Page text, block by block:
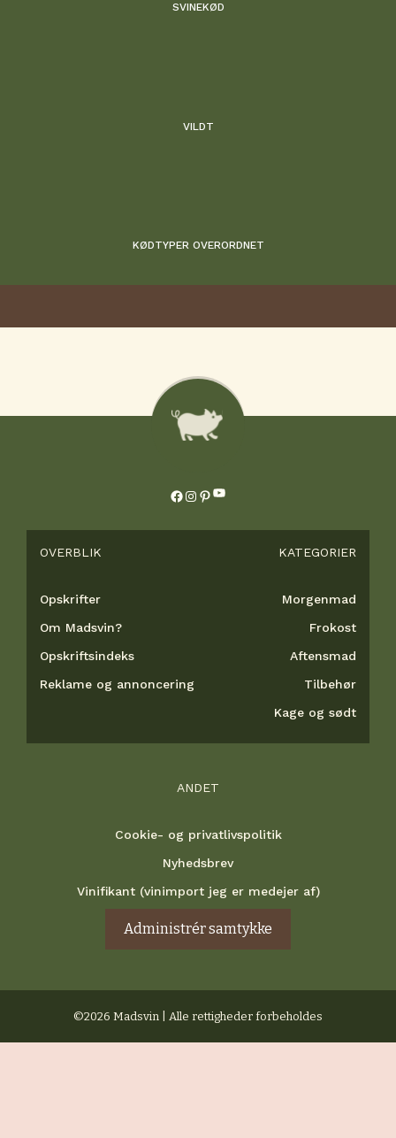
SVINEKØD
VILDT
KØDTYPER OVERORDNET
Facebook
Instagram
Pinterest
YouTube
OVERBLIK
Opskrifter
Om Madsvin?
Opskriftsindeks
Reklame og annoncering
KATEGORIER
Morgenmad
Frokost
Aftensmad
Tilbehør
Kage og sødt
ANDET
Cookie- og privatlivspolitik
Nyhedsbrev
Vinifikant (vinimport jeg er medejer af)
Administrér samtykke
©2026 Madsvin | Alle rettigheder forbeholdes